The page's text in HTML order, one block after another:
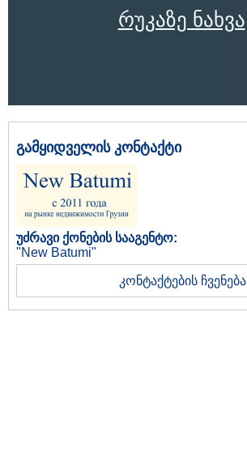
რუკაზე ნახვა
გამყიდველის კონტაქტი
უძრავი ქონების სააგენტო:
"New Batumi"
კონტაქტების ჩვენება